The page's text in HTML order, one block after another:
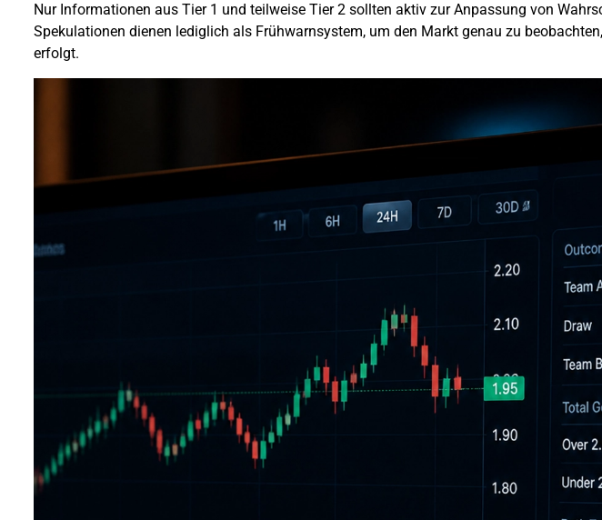
Nur Informationen aus Tier 1 und teilweise Tier 2 sollten aktiv zur Anpassung von
Spekulationen dienen lediglich als Frühwarnsystem, um den Markt genau zu
erfolgt.